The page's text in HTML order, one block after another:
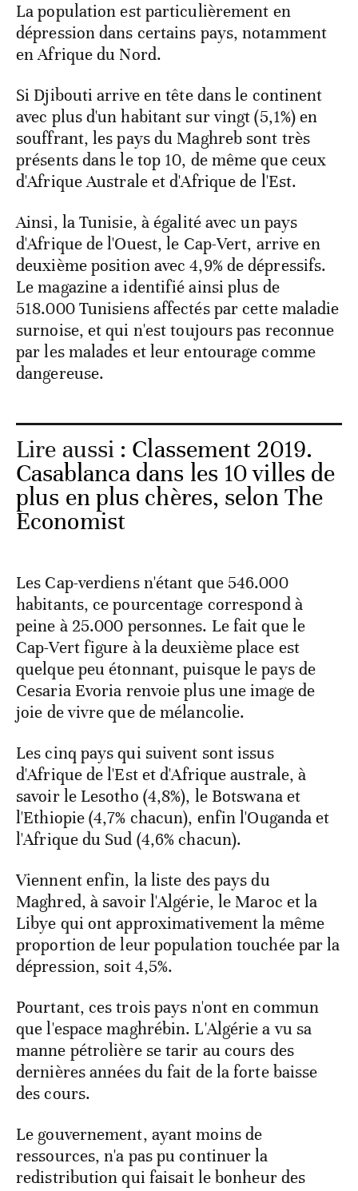
La population est particulièrement en
dépression dans certains pays, notamment
en Afrique du Nord.
Si Djibouti arrive en tête dans le continent
avec plus d'un habitant sur vingt (5,1%) en
souffrant, les pays du Maghreb sont très
présents dans le top 10, de même que ceux
d'Afrique Australe et d'Afrique de l'Est.
Ainsi, la Tunisie, à égalité avec un pays
d'Afrique de l'Ouest, le Cap-Vert, arrive en
deuxième position avec 4,9% de dépressifs.
Le magazine a identifié ainsi plus de
518.000 Tunisiens affectés par cette maladie
surnoise, et qui n'est toujours pas reconnue
par les malades et leur entourage comme
dangereuse.
Lire aussi : Classement 2019.
Casablanca dans les 10 villes de
plus en plus chères, selon The
Economist
Les Cap-verdiens n'étant que 546.000
habitants, ce pourcentage correspond à
peine à 25.000 personnes. Le fait que le
Cap-Vert figure à la deuxième place est
quelque peu étonnant, puisque le pays de
Cesaria Evoria renvoie plus une image de
joie de vivre que de mélancolie.
Les cinq pays qui suivent sont issus
d'Afrique de l'Est et d'Afrique australe, à
savoir le Lesotho (4,8%), le Botswana et
l'Ethiopie (4,7% chacun), enfin l'Ouganda et
l'Afrique du Sud (4,6% chacun).
Viennent enfin, la liste des pays du
Maghred, à savoir l'Algérie, le Maroc et la
Libye qui ont approximativement la même
proportion de leur population touchée par la
dépression, soit 4,5%.
Pourtant, ces trois pays n'ont en commun
que l'espace maghrébin. L'Algérie a vu sa
manne pétrolière se tarir au cours des
dernières années du fait de la forte baisse
des cours.
Le gouvernement, ayant moins de
ressources, n'a pas pu continuer la
redistribution qui faisait le bonheur des